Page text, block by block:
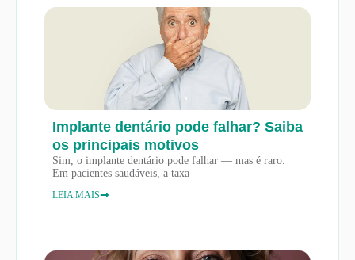
Implante dentário pode falhar? Saiba
os principais motivos
Sim, o implante dentário pode falhar — mas é raro.
Em pacientes saudáveis, a taxa
LEIA MAIS